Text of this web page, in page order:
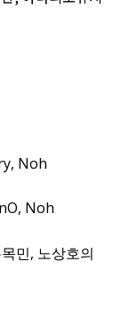
Noh
Noh
민, 노상호의